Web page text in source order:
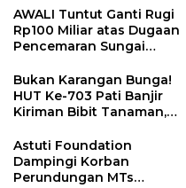
Mbangun Kamajengan”
AWALI Tuntut Ganti Rugi
Rp100 Miliar atas Dugaan
Pencemaran Sungai
Lanjuti
Bukan Karangan Bunga!
HUT Ke-703 Pati Banjir
Kiriman Bibit Tanaman,
Ramah Lingkungan
Astuti Foundation
Dampingi Korban
Perundungan MTs